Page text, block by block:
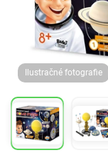
Ilustračné fotografie